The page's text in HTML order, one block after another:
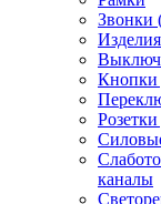
Звонки
Кнопки
каналы